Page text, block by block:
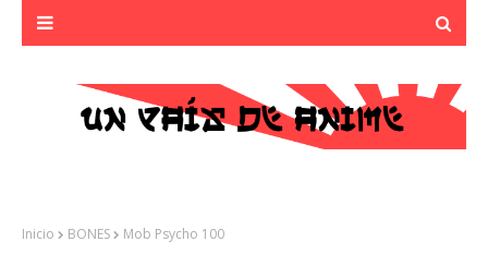
Inicio BONES Mob Psycho 100